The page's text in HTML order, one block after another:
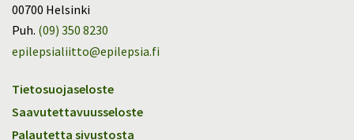
00700 Helsinki
Puh. (09) 350 8230
epilepsialiitto@epilepsia.fi
Tietosuojaseloste
Saavutettavuusseloste
Palautetta sivustosta